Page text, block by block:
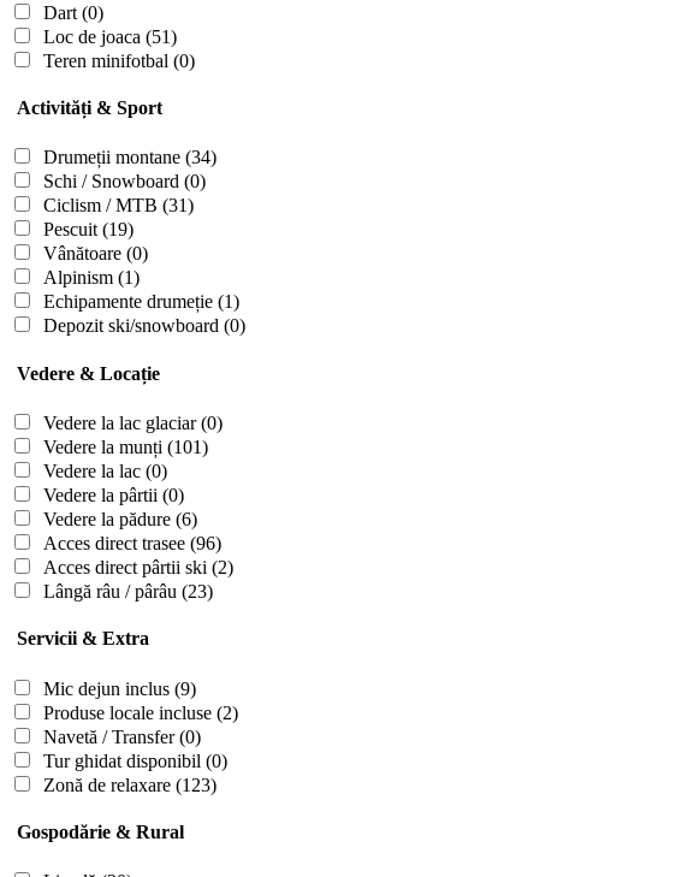
Dart (0)
Loc de joaca (51)
Teren minifotbal (0)
Activități & Sport
Drumeții montane (34)
Schi / Snowboard (0)
Ciclism / MTB (31)
Pescuit(19)
Vânătoare (0)
Alpinism (1)
Echipamente drumeție (1)
Depozit ski/snowboard (0)
Vedere & Locație
Vedere la lac glaciar(0)
Vedere la munți (101)
Vedere la lac (0)
Vedere la pârtii (0)
Vedere la pădure (6)
Acces direct trasee (96)
Acces direct pârtii ski (2)
Lângă râu / pârâu (23)
Servicii & Extra
Mic dejun inclus (9)
Produse locale incluse (2)
Navetă / Transfer(0)
Tur ghidat disponibil (0)
Zonă de relaxare (123)
Gospodărie & Rural